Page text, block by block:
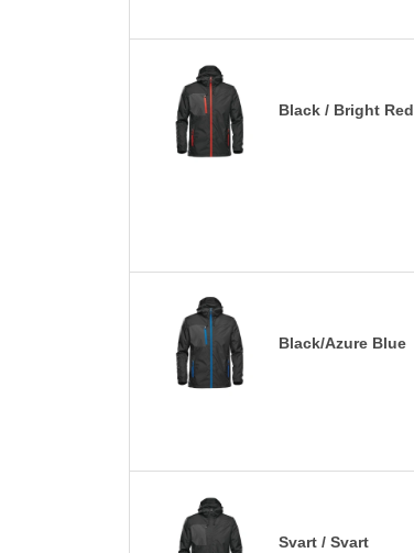
Black / Bright Red
Black/Azure Blue
Svart / Svart